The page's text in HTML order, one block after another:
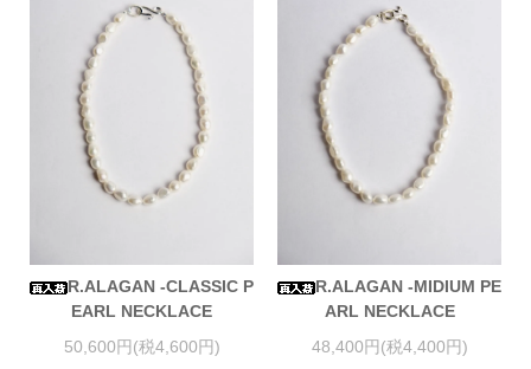
R.ALAGAN -CLASSIC P
EARL NECKLACE
50,600円(税4,600円)
R.ALAGAN -MIDIUM PE
ARL NECKLACE
48,400円(税4,400円)